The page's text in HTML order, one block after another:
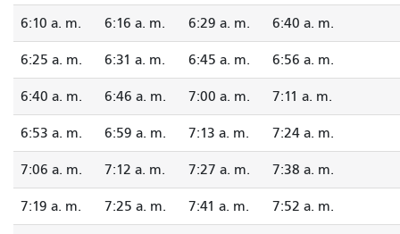
6:10 a. m. 6:16 a. m. 6:29 a. m. 6:40 a. m.
6:25 a. m. 6:31 a. m. 6:45 a. m. 6:56 a. m.
6:40 a. m. 6:46 a. m. 7:00 a. m. 7:11 a. m.
6:53 a. m. 6:59 a. m. 7:13 a. m. 7:24 a. m.
7:06 a. m. 7:12 a. m. 7:27 a. m. 7:38 a. m.
7:19 a. m. 7:25 a. m. 7:41 a. m. 7:52 a. m.